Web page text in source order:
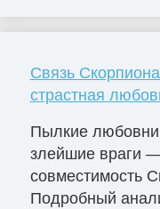
Связь
страстная
Пылкие
злейшие враги
совместимость
Подробный